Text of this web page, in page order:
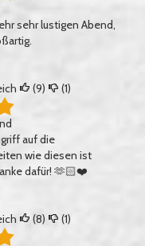
sehr lustigen Abend,
(9) (1)
auf die
wie diesen ist
dafür! 🫶🏻❤️
(8) (1)